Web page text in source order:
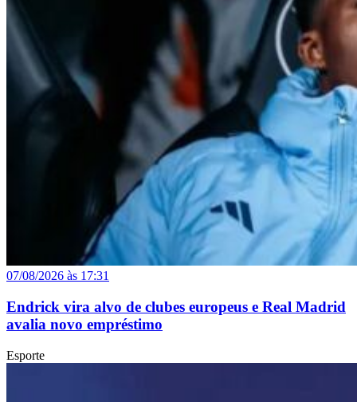
07/08/2026 às 17:31
Endrick vira alvo de clubes europeus e Real Madrid
avalia novo empréstimo
Esporte